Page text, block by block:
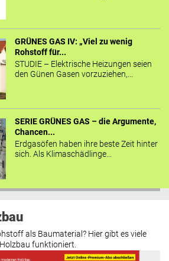
GRÜNES GAS IV: „Viel zu wenig
Rohstoff für...
STUDIE – Elektrische Heizungen seien
den Günen Gasen vorzuziehen,...
SERIE GRÜNES GAS – die Argumente,
Chancen...
Erdgasöfen haben ihre beste Zeit hinter
sich. Als Klimaschädlinge...
als Baumaterial? Hier gibt es viele
funktioniert.